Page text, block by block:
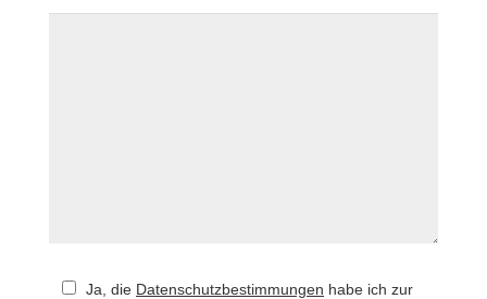
Ja, die Datenschutzbestimmungen habe ich zur